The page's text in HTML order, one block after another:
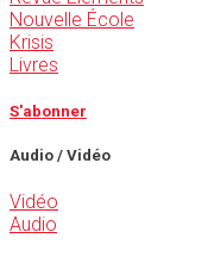
Nouvelle École
Krisis
Livres
S'abonner
Audio / Vidéo
Vidéo
Audio